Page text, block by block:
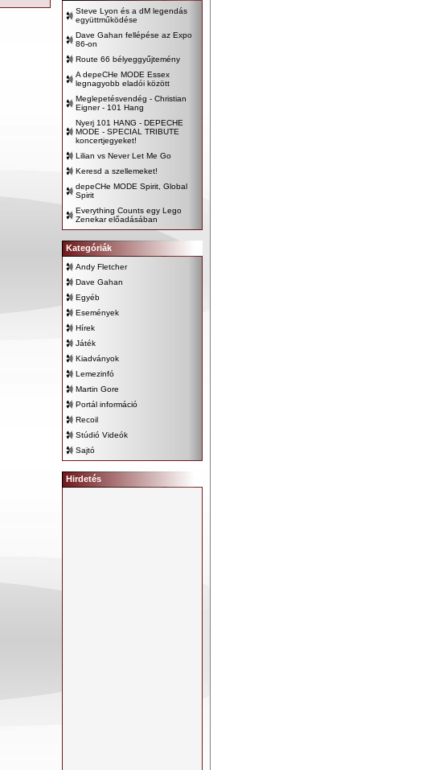
Steve Lyon és a dM legendás
együttműködése
Dave Gahan fellépése az Expo
86-on
Route 66 bélyeggyűjtemény
A depeCHe MODE Essex
legnagyobb eladói között
Meglepetésvendég - Christian
Eigner - 101 Hang
Nyerj 101 HANG - DEPECHE
MODE - SPECIAL TRIBUTE
koncertjegyeket!
Lilian vs Never Let Me Go
Keresd a szellemeket!
depeCHe MODE Spirit, Global
Spirit
Everything Counts egy Lego
Zenekar előadásában
Kategóriák
Andy Fletcher
Dave Gahan
Egyéb
Események
Hírek
Játék
Kiadványok
Lemezinfó
Martin Gore
Portál információ
Recoil
Stúdió Videók
Sajtó
Hirdetés